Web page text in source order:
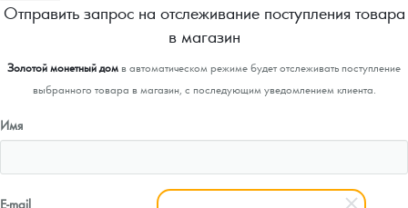
Отправить запрос на отслеживание поступления товара
в магазин
Золотой монетный домв автоматическом режиме будет отслеживать поступление
выбранного товара в магазин, с последующим уведомлением клиента.
Имя
E-mail